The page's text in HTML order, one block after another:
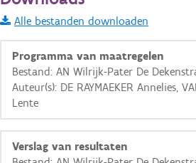
i
+ −
Alle bestanden downloaden
Programma van maatregelen
Bestand: AN Wilrijk-Pater De
Auteur(s): DE RAYMAEKER Annelies,
Lente
Verslag van resultaten